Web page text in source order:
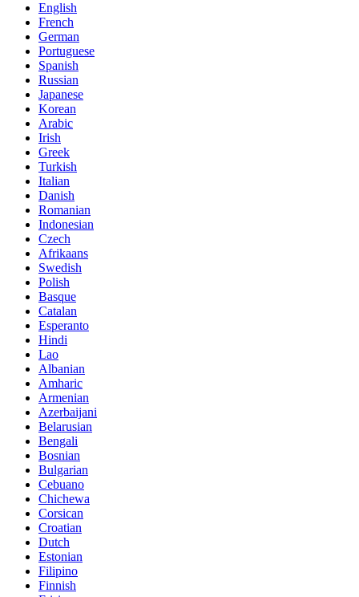
English
French
German
Portuguese
Spanish
Russian
Japanese
Korean
Arabic
Irish
Greek
Turkish
Italian
Danish
Romanian
Indonesian
Czech
Afrikaans
Swedish
Polish
Basque
Catalan
Esperanto
Hindi
Lao
Albanian
Amharic
Armenian
Azerbaijani
Belarusian
Bengali
Bosnian
Bulgarian
Cebuano
Chichewa
Corsican
Croatian
Dutch
Estonian
Filipino
Finnish